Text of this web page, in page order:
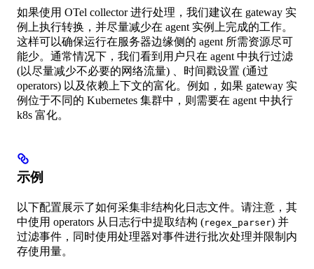
如果使用 OTel collector 进行处理，我们建议在 gateway 实
例上执行转换，并尽量减少在 agent 实例上完成的工作。
这样可以确保运行在服务器边缘侧的 agent 所需资源尽可
能少。通常情况下，我们看到用户只在 agent 中执行过滤
(以尽量减少不必要的网络流量) 、时间戳设置 (通过
operators) 以及依赖上下文的富化。例如，如果 gateway 实
例位于不同的 Kubernetes 集群中，则需要在 agent 中执行
k8s 富化。
示例
以下配置展示了如何采集非结构化日志文件。请注意，其
中使用 operators 从日志行中提取结构 (regex_parser) 并
过滤事件，同时使用处理器对事件进行批次处理并限制内
存使用量。